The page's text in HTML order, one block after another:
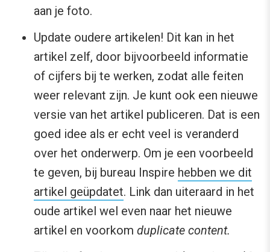
aan je foto.
Update oudere artikelen! Dit kan in het
artikel zelf, door bijvoorbeeld informatie
of cijfers bij te werken, zodat alle feiten
weer relevant zijn. Je kunt ook een nieuwe
versie van het artikel publiceren. Dat is een
goed idee als er echt veel is veranderd
over het onderwerp. Om je een voorbeeld
te geven, bij bureau Inspire hebben we dit
artikel geüpdatet. Link dan uiteraard in het
oude artikel wel even naar het nieuwe
artikel en voorkom duplicate content.